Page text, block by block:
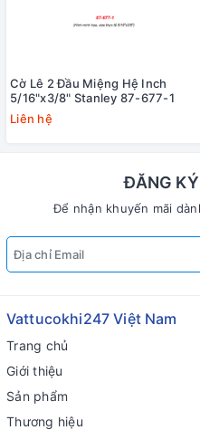
Cờ Lê 2 Đầu Miệng Hệ Inch
5/16"x3/8" Stanley 87-677-1
Liên hệ
ĐĂNG
Để nhận khuyến mãi
Vattucokhi247 Việt Nam
Trang chủ
Giới thiệu
Sản phẩm
Thương hiệu